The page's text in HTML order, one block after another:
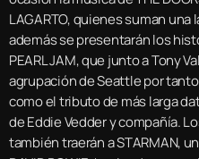
LAGARTO, quienes suman
además se presentarán los
PEARL JAM, que junto a Tony
agrupación de Seattle por
como el tributo de más larga
de Eddie Vedder y compañía.
también traerán a STARMAN,